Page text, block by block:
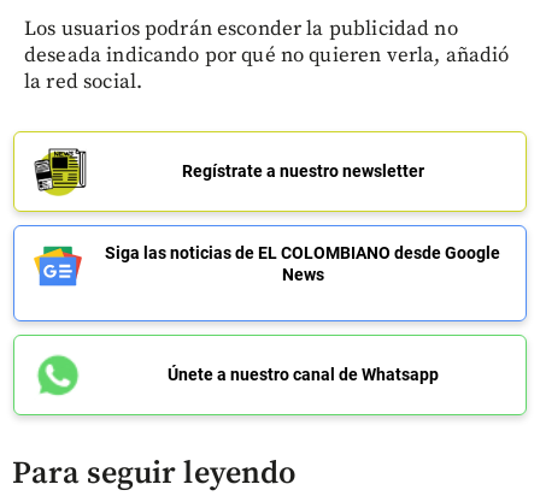
Los usuarios podrán esconder la publicidad no
deseada indicando por qué no quieren verla, añadió
la red social.
Regístrate a nuestro newsletter
Siga las noticias de EL COLOMBIANO desde Google
News
Únete a nuestro canal de Whatsapp
Para seguir leyendo